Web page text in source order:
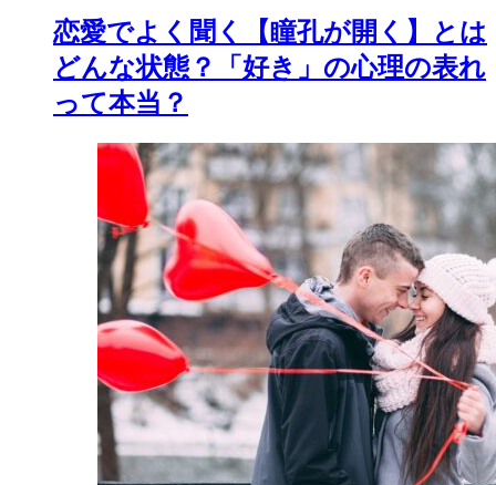
恋愛でよく聞く【瞳孔が開く】とは
どんな状態？「好き」の心理の表れ
って本当？